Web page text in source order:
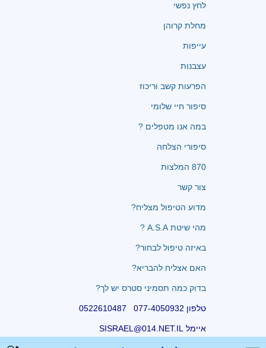
לחץ נפשי
מחלת קרוהן
עייפות
עצבנות
הפרעות קשב וריכוז
סיפור חיי שלומי
במה אנו מטפלים ?
סיפורי הצלחה
870 המלצות
צור קשר
מדוע הטיפול מצליח?
מהי שיטת A.S.A ?
באיזה טיפול לבחור?
האם אצליח להבריא?
בדוק כמה תסמיני סטרס יש לך?
טלפון 077-4050932 0522610487
איימל SISRAEL@014.NET.IL